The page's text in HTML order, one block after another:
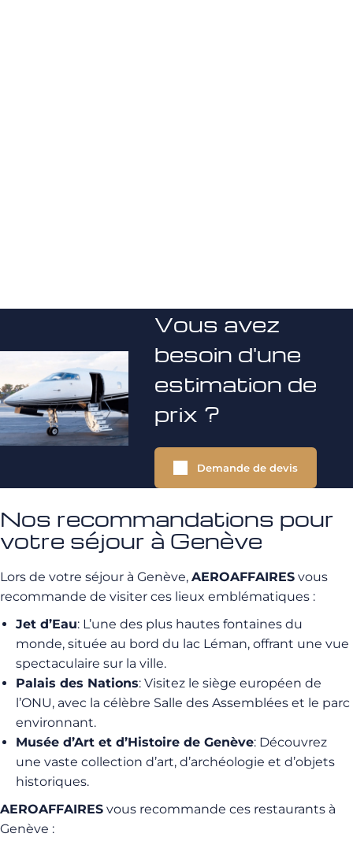
Vous avez
besoin d'une
estimation de
prix ?
Demande de devis
Nos recommandations pour
votre séjour à Genève
Lors de votre séjour à Genève, AEROAFFAIRES vous
recommande de visiter ces lieux emblématiques :
Jet d’Eau: L’une des plus hautes fontaines du
monde, située au bord du lac Léman, offrant une vue
spectaculaire sur la ville.
Palais des Nations: Visitez le siège européen de
l’ONU, avec la célèbre Salle des Assemblées et le parc
environnant.
Musée d’Art et d’Histoire de Genève: Découvrez
une vaste collection d’art, d’archéologie et d’objets
historiques.
AEROAFFAIRES vous recommande ces restaurants à
Genève :